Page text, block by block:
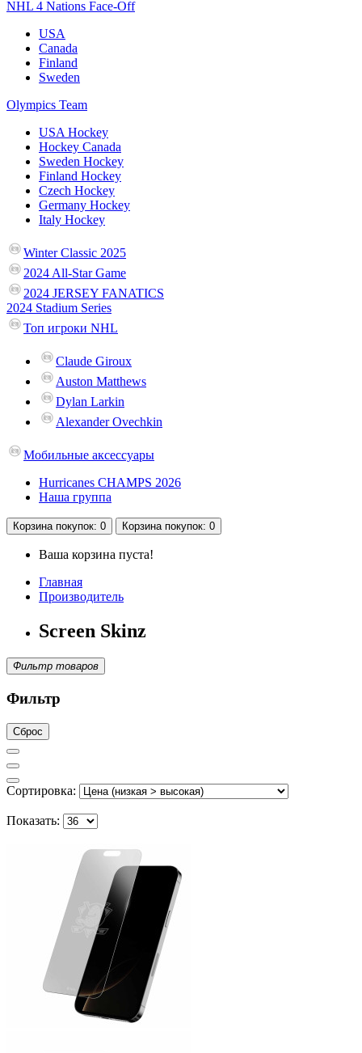
NHL 4 Nations Face-Off
USA
Canada
Finland
Sweden
Olympics Team
USA Hockey
Hockey Canada
Sweden Hockey
Finland Hockey
Czech Hockey
Germany Hockey
Italy Hockey
Winter Classic 2025
2024 All-Star Game
2024 JERSEY FANATICS
2024 Stadium Series
Топ игроки NHL
Claude Giroux
Auston Matthews
Dylan Larkin
Alexander Ovechkin
Мобильные аксессуары
Hurricanes CHAMPS 2026
Наша группа
Корзина покупок: 0 Корзина покупок: 0
Ваша корзина пуста!
Главная
Производитель
Screen Skinz
Фильтр товаров
Фильтр
Сброс
Сортировка:
Показать: